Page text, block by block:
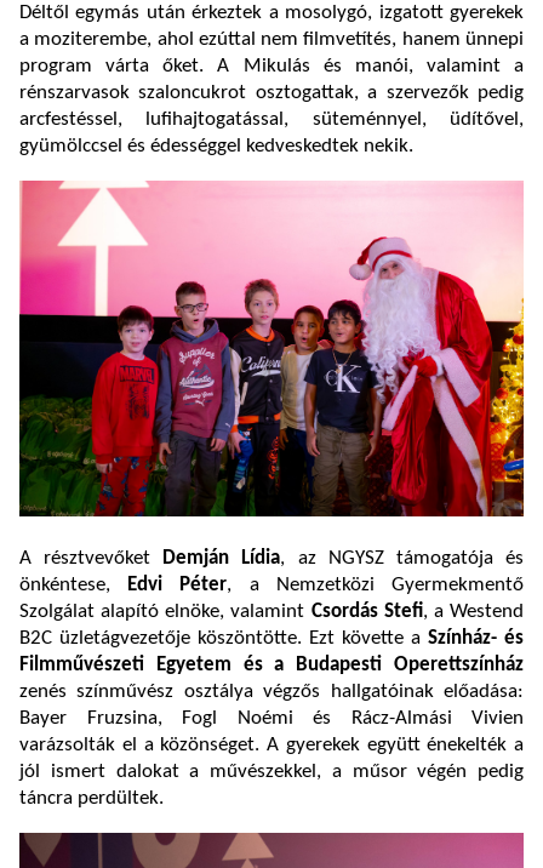
Déltől egymás után érkeztek a mosolygó, izgatott gyerekek
a moziterembe, ahol ezúttal nem filmvetítés, hanem ünnepi
program várta őket. A Mikulás és manói, valamint a
rénszarvasok szaloncukrot osztogattak, a szervezők pedig
arcfestéssel, lufihajtogatással, süteménnyel, üdítővel,
gyümölccsel és édességgel kedveskedtek nekik.
A résztvevőket Demján Lídia, az NGYSZ támogatója és
önkéntese, Edvi Péter, a Nemzetközi Gyermekmentő
Szolgálat alapító elnöke, valamint Csordás Stefi, a Westend
B2C üzletágvezetője köszöntötte. Ezt követte a Színház- és
Filmművészeti Egyetem és a Budapesti Operettszínház
zenés színművész osztálya végzős hallgatóinak előadása:
Bayer Fruzsina, Fogl Noémi és Rácz-Almási Vivien
varázsolták el a közönséget. A gyerekek együtt énekelték a
jól ismert dalokat a művészekkel, a műsor végén pedig
táncra perdültek.